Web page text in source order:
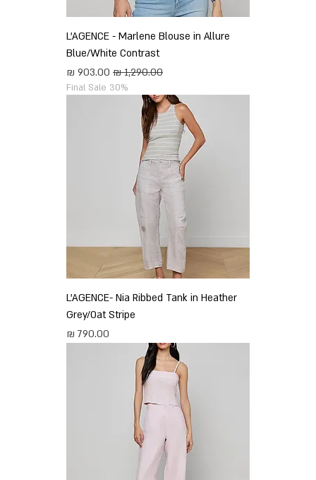
L'AGENCE - Marlene Blouse in Allure
Blue/White Contrast
מחיר רגיל
מחיר מבצע
Final Sale 30%
L'AGENCE- Nia Ribbed Tank in Heather
Grey/Oat Stripe
מחיר